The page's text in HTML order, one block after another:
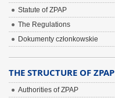
Statute of ZPAP
The Regulations
Dokumenty członkowskie
THE STRUCTURE OF ZPAP
Authorities of ZPAP